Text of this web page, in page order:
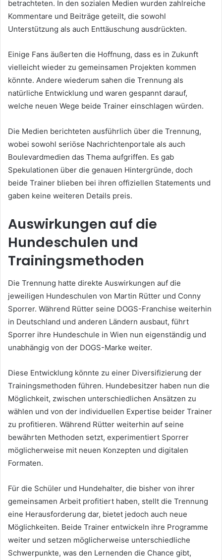
betrachteten. In den sozialen Medien wurden zahlreiche
Kommentare und Beiträge geteilt, die sowohl
Unterstützung als auch Enttäuschung ausdrückten.
Einige Fans äußerten die Hoffnung, dass es in Zukunft
vielleicht wieder zu gemeinsamen Projekten kommen
könnte. Andere wiederum sahen die Trennung als
natürliche Entwicklung und waren gespannt darauf,
welche neuen Wege beide Trainer einschlagen würden.
Die Medien berichteten ausführlich über die Trennung,
wobei sowohl seriöse Nachrichtenportale als auch
Boulevardmedien das Thema aufgriffen. Es gab
Spekulationen über die genauen Hintergründe, doch
beide Trainer blieben bei ihren offiziellen Statements und
gaben keine weiteren Details preis.
Auswirkungen auf die
Hundeschulen und
Trainingsmethoden
Die Trennung hatte direkte Auswirkungen auf die
jeweiligen Hundeschulen von Martin Rütter und Conny
Sporrer. Während Rütter seine DOGS-Franchise weiterhin
in Deutschland und anderen Ländern ausbaut, führt
Sporrer ihre Hundeschule in Wien nun eigenständig und
unabhängig von der DOGS-Marke weiter.
Diese Entwicklung könnte zu einer Diversifizierung der
Trainingsmethoden führen. Hundebesitzer haben nun die
Möglichkeit, zwischen unterschiedlichen Ansätzen zu
wählen und von der individuellen Expertise beider Trainer
zu profitieren. Während Rütter weiterhin auf seine
bewährten Methoden setzt, experimentiert Sporrer
möglicherweise mit neuen Konzepten und digitalen
Formaten.
Für die Schüler und Hundehalter, die bisher von ihrer
gemeinsamen Arbeit profitiert haben, stellt die Trennung
eine Herausforderung dar, bietet jedoch auch neue
Möglichkeiten. Beide Trainer entwickeln ihre Programme
weiter und setzen möglicherweise unterschiedliche
Schwerpunkte, was den Lernenden die Chance gibt,